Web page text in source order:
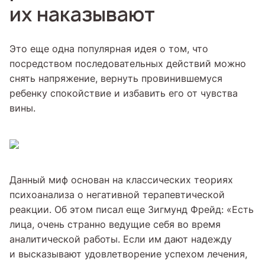
их наказывают
Это еще одна популярная идея о том, что
посредством последовательных действий можно
снять напряжение, вернуть провинившемуся
ребенку спокойствие и избавить его от чувства
вины.
Данный миф основан на классических теориях
психоанализа о негативной терапевтической
реакции. Об этом писал еще Зигмунд Фрейд: «Есть
лица, очень странно ведущие себя во время
аналитической работы. Если им дают надежду
и высказывают удовлетворение успехом лечения,